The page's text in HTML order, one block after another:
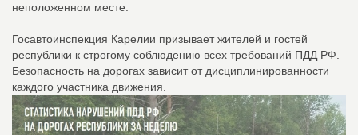
неположенном месте.
Госавтоинспекция Карелии призывает жителей и гостей
республики к строгому соблюдению всех требований ПДД РФ.
Безопасность на дорогах зависит от дисциплинированности
каждого участника движения.